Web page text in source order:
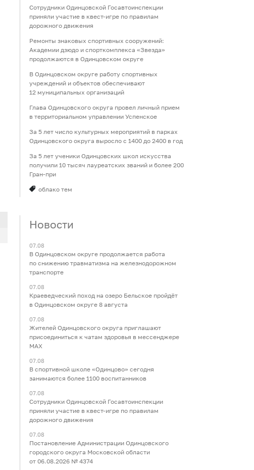
Сотрудники Одинцовской Госавтоинспекции
приняли участие в квест-игре по правилам
дорожного движения
Ремонты знаковых спортивных сооружений:
Академии дзюдо и спорткомплекса «Звезда»
продолжаются в Одинцовском округе
В Одинцовском округе работу спортивных
учреждений и объектов обеспечивают
12 муниципальных организаций
Глава Одинцовского округа провел личный прием
в территориальном управлении Успенское
За 5 лет число культурных мероприятий в парках
Одинцовского округа выросло с 1400 до 2400 в год
За 5 лет ученики Одинцовских школ искусства
получили 10 тысяч лауреатских званий и более 200
Гран-при
облако тем
Новости
07.08
В Одинцовском округе продолжается работа
по снижению травматизма на железнодорожном
транспорте
07.08
Краеведческий поход на озеро Бельское пройдёт
в Одинцовском округе 8 августа
07.08
Жителей Одинцовского округа приглашают
присоединиться к чатам здоровья в мессенджере
МАХ
07.08
В спортивной школе «Одинцово» сегодня
занимаются более 1100 воспитанников
07.08
Сотрудники Одинцовской Госавтоинспекции
приняли участие в квест-игре по правилам
дорожного движения
07.08
Постановление Администрации Одинцовского
городского округа Московской области
от 06.08.2026 № 4374